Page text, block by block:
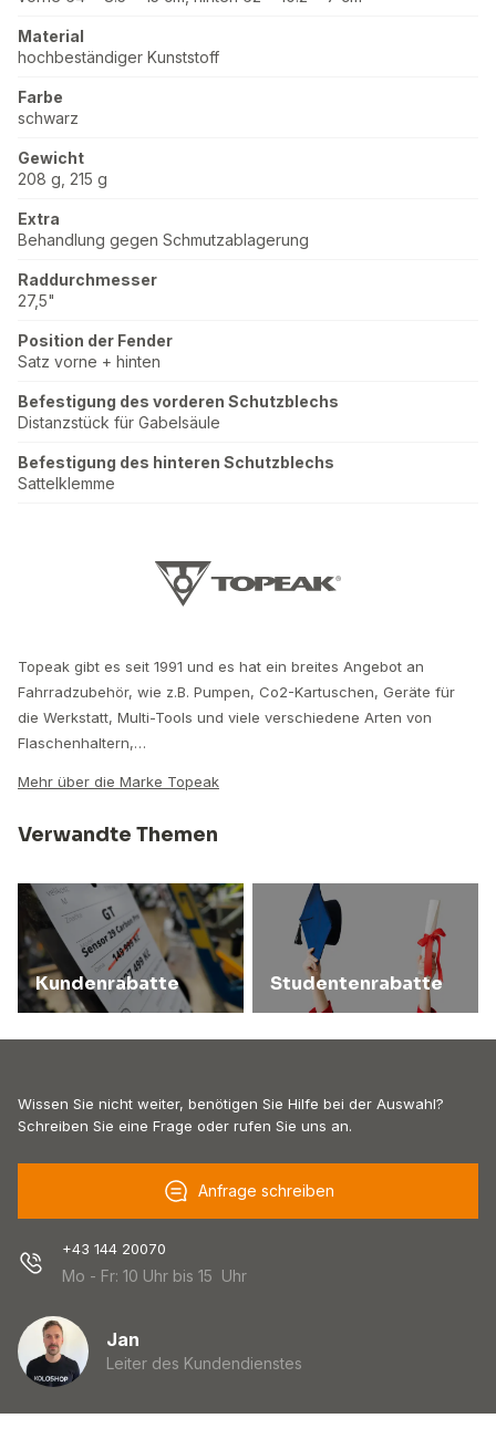
Material
hochbeständiger Kunststoff
Farbe
schwarz
Gewicht
208 g, 215 g
Extra
Behandlung gegen Schmutzablagerung
Raddurchmesser
27,5"
Position der Fender
Satz vorne + hinten
Befestigung des vorderen Schutzblechs
Distanzstück für Gabelsäule
Befestigung des hinteren Schutzblechs
Sattelklemme
Topeak gibt es seit 1991 und es hat ein breites Angebot an
Fahrradzubehör, wie z.B. Pumpen, Co2-Kartuschen, Geräte für
die Werkstatt, Multi-Tools und viele verschiedene Arten von
Flaschenhaltern,…
Mehr über die Marke Topeak
Verwandte Themen
Kundenrabatte Studentenrabatte
Wissen Sie nicht weiter, benötigen Sie Hilfe bei der Auswahl?
Schreiben Sie eine Frage oder rufen Sie uns an.
Anfrage schreiben
+43 144 20070
Mo - Fr: 10 Uhr bis 15 Uhr
Jan
Leiter des Kundendienstes